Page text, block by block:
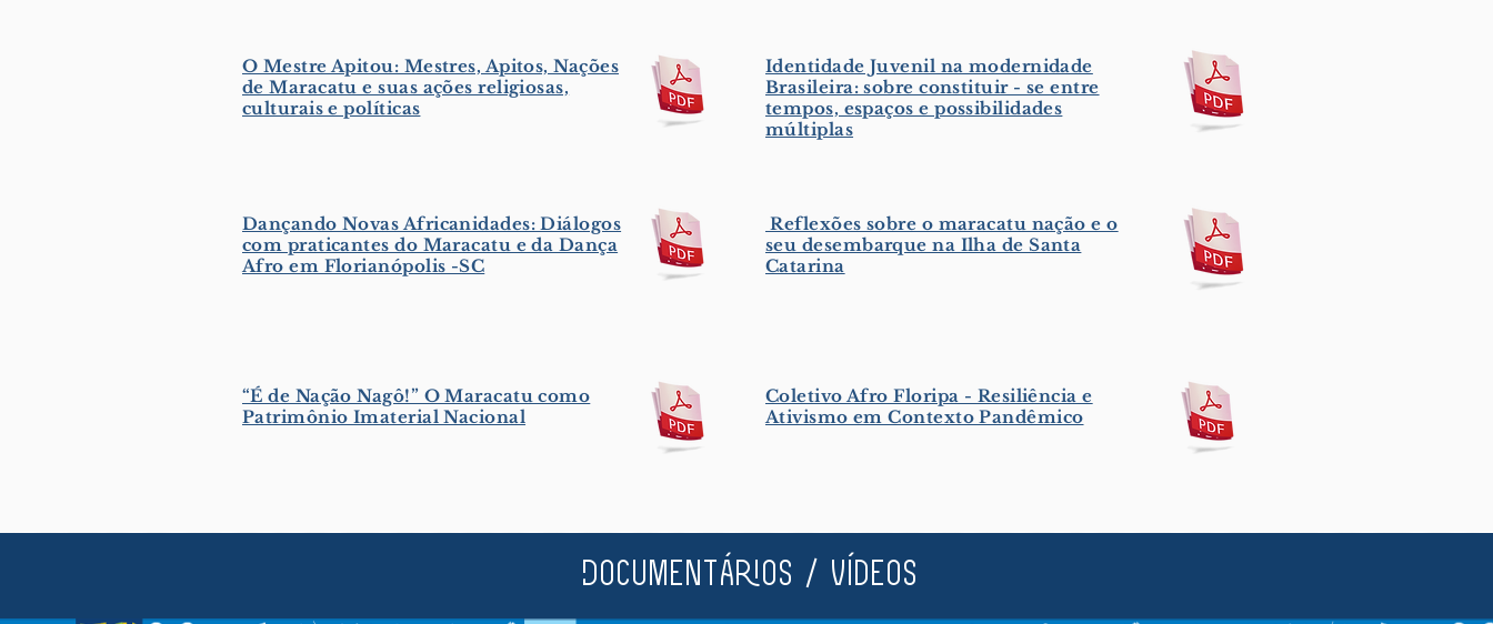
O Mestre Apitou: Mestres, Apitos, Nações
de Maracatu e suas ações religiosas,
culturais e políticas
Identidade Juvenil na modernidade
Brasileira: sobre constituir - se entre
tempos, espaços e possibilidades
múltiplas
Dançando Novas Africanidades: Diálogos
com praticantes do Maracatu e da Dança
Afro em Florianópolis -SC
Reflexões sobre o maracatu nação e o
seu desembarque na Ilha de Santa
Catarina
“É de Nação Nagô!” O Maracatu como
Patrimônio Imaterial Nacional
Coletivo Afro Floripa - Resiliência e
Ativismo em Contexto Pandêmico
Documentários \ Vídeos